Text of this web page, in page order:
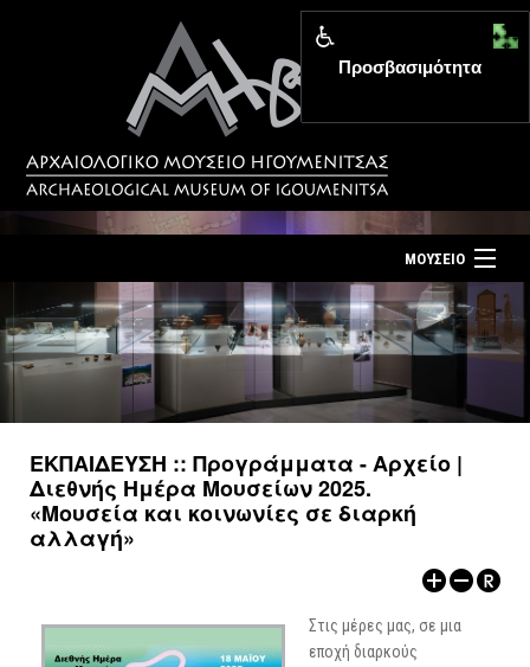
Αρχική σελίδα
Επίσκεψη
Επικοινωνία
Νέα
Ελληνικά
ΜΟΥΣΕΙΟ
ΤΟ ΜΟΥΣΕΙΟ
ΕΚΘΕΣΕΙΣ
ΕΚΔΟΣΕΙΣ
ΑΡΧΑΙΟΛΟΓΙΚΟΙ ΧΩΡΟΙ
ΕΚΠΑΙΔΕΥΣΗ :: Προγράμματα - Αρχείο |
Διεθνής Ημέρα Μουσείων 2025.
«Μουσεία και κοινωνίες σε διαρκή
αλλαγή»
Στις μέρες μας, σε μια
εποχή διαρκούς
Προσβασιμότητα